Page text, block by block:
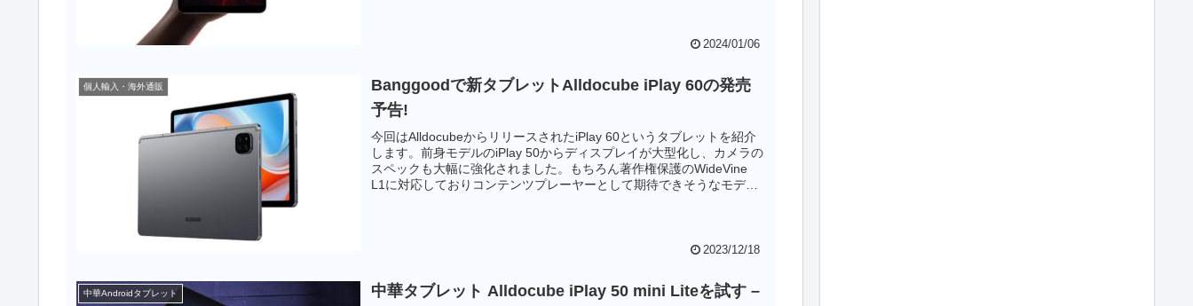
2024/01/06
個人輸入・海外通販
Banggoodで新タブレットAlldocube iPlay 60の発売
予告!
今回はAlldocubeからリリースされたiPlay 60というタブレットを紹介
します。前身モデルのiPlay 50からディスプレイが大型化し、カメラの
スペックも大幅に強化されました。もちろん著作権保護のWideVine
L1に対応しておりコンテンツプレーヤーとして期待できそうなモデル
2023/12/18
中華Androidタブレット
中華タブレット Alldocube iPlay 50 mini Liteを試す –